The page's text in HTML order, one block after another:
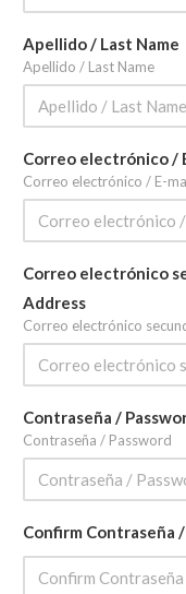
Apellido / Last Name
Apellido / Last Name
Correo electrónico /
Correo electrónico / E-
Correo electrónico
Address
Correo electrónico
Contraseña /
Contraseña / Password
Confirm Contraseña